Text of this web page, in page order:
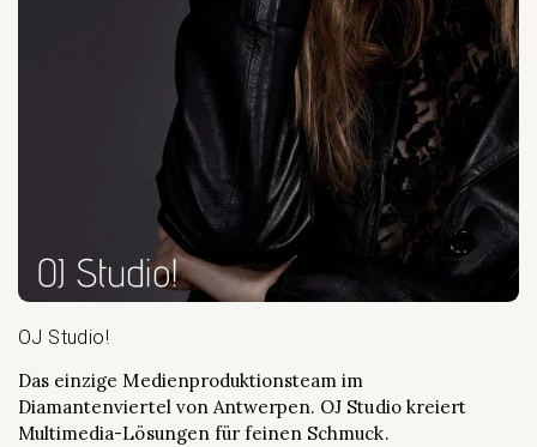
OJ Studio!
Das einzige Medienproduktionsteam im
Diamantenviertel von Antwerpen. OJ Studio kreiert
Multimedia-Lösungen für feinen Schmuck.